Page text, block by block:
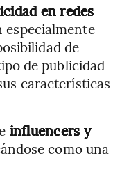
en redes
especialmente
de
de publicidad
características
influencers y
como una